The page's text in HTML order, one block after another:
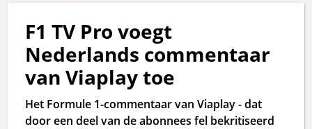
F1 TV Pro voegt
Nederlands commentaar
van Viaplay toe
Het Formule 1-commentaar van Viaplay - dat
door een deel van de abonnees fel bekritiseerd